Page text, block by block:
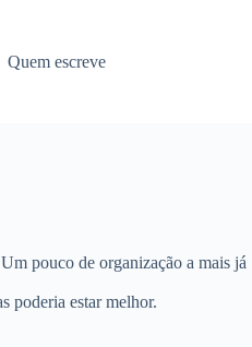
Quem escreve
pouco de organização a mais já
poderia estar melhor.